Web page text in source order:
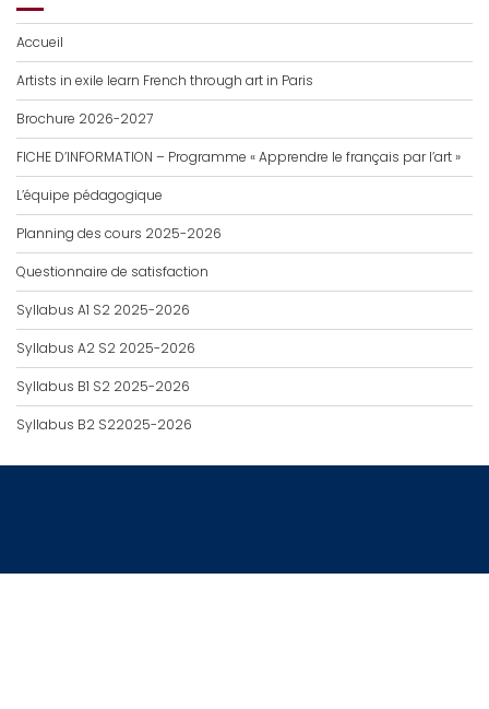
Accueil
Artists in exile learn French through art in Paris
Brochure 2026-2027
FICHE D’INFORMATION – Programme « Apprendre le français par l’art »
L’équipe pédagogique
Planning des cours 2025-2026
Questionnaire de satisfaction
Syllabus A1 S2 2025-2026
Syllabus A2 S2 2025-2026
Syllabus B1 S2 2025-2026
Syllabus B2 S22025-2026